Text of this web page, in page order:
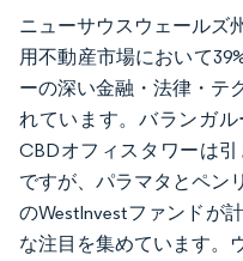
ニューサウスウェールズ
用不動産市場において
ーの深い金融・法律・テ
れています。バランガ
CBDオフィスタワーは
ですが、パラマタとペン
のWestInvestファンドが
な注目を集めています。